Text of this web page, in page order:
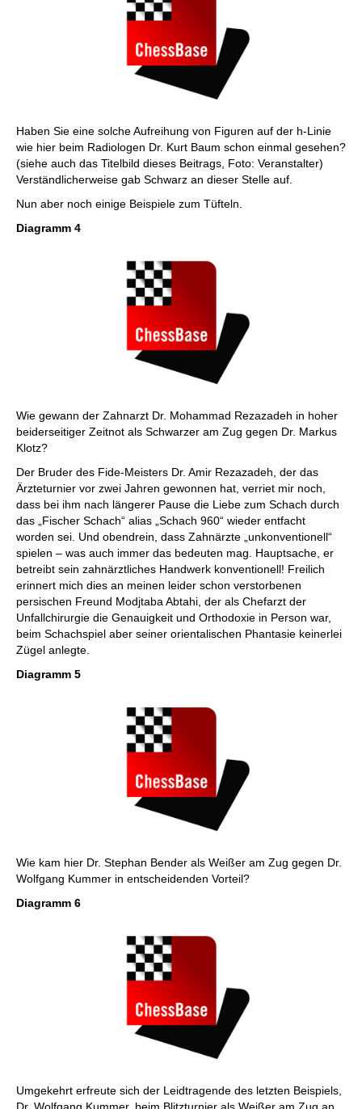
Haben Sie eine solche Aufreihung von Figuren auf der h-Linie
wie hier beim Radiologen Dr. Kurt Baum schon einmal gesehen?
(siehe auch das Titelbild dieses Beitrags, Foto: Veranstalter)
Verständlicherweise gab Schwarz an dieser Stelle auf.
Nun aber noch einige Beispiele zum Tüfteln.
Diagramm 4
Wie gewann der Zahnarzt Dr. Mohammad Rezazadeh in hoher
beiderseitiger Zeitnot als Schwarzer am Zug gegen Dr. Markus
Klotz?
Der Bruder des Fide-Meisters Dr. Amir Rezazadeh, der das
Ärzteturnier vor zwei Jahren gewonnen hat, verriet mir noch,
dass bei ihm nach längerer Pause die Liebe zum Schach durch
das „Fischer Schach“ alias „Schach 960“ wieder entfacht
worden sei. Und obendrein, dass Zahnärzte „unkonventionell“
spielen – was auch immer das bedeuten mag. Hauptsache, er
betreibt sein zahnärztliches Handwerk konventionell! Freilich
erinnert mich dies an meinen leider schon verstorbenen
persischen Freund Modjtaba Abtahi, der als Chefarzt der
Unfallchirurgie die Genauigkeit und Orthodoxie in Person war,
beim Schachspiel aber seiner orientalischen Phantasie keinerlei
Zügel anlegte.
Diagramm 5
Wie kam hier Dr. Stephan Bender als Weißer am Zug gegen Dr.
Wolfgang Kummer in entscheidenden Vorteil?
Diagramm 6
Umgekehrt erfreute sich der Leidtragende des letzten Beispiels,